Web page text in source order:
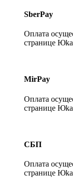
SberPay
Оплата
странице
MirPay
Оплата
странице
СБП
Оплата
странице